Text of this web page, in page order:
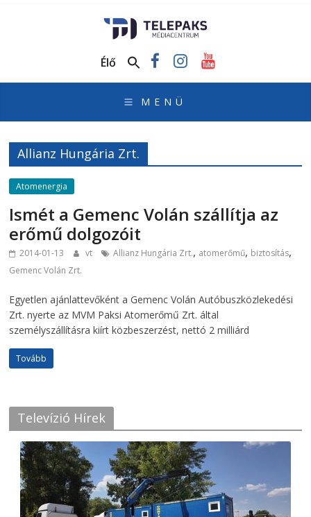
Médiacentrum
honlapja
Élő
Allianz Hungária Zrt.
Atomenergia
Ismét a Gemenc Volán szállítja az
erőmű dolgozóit
2014-01-13 vt Allianz Hungária Zrt., atomerőmű, biztosítás,
Gemenc Volán Zrt.
Egyetlen ajánlattevőként a Gemenc Volán Autóbuszközlekedési
Zrt. nyerte az MVM Paksi Atomerőmű Zrt. által
személyszállításra kiírt közbeszerzést, nettó 2 milliárd
Tovább
Televízió Hírek